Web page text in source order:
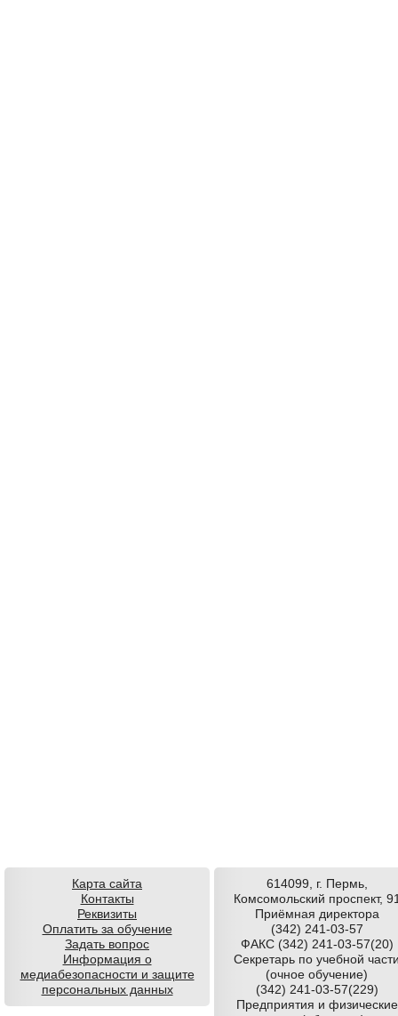
Карта сайта
Контакты
Реквизиты
Оплатить за обучение
Задать вопрос
Информация о
медиабезопасности и защите
персональных данных
614099, г. Пермь,
Комсомольский проспект,
Приёмная директора
(342) 241-03-57
ФАКС (342) 241-03-57(20)
Секретарь по учебной
(очное обучение)
(342) 241-03-57(229)
Предприятия и физические